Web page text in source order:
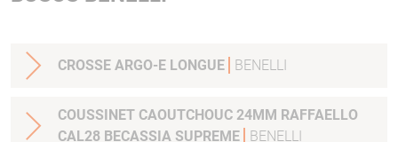
CROSSE ARGO-E LONGUE BENELLI
COUSSINET CAOUTCHOUC 24MM RAFFAELLO
CAL28 BECASSIA SUPREME
BENELLI